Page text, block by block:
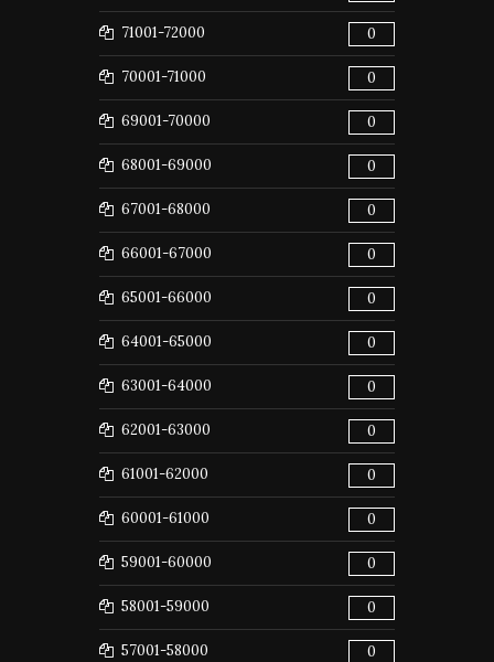
71001-72000 0
70001-71000 0
69001-70000 0
68001-69000 0
67001-68000 0
66001-67000 0
65001-66000 0
64001-65000 0
63001-64000 0
62001-63000 0
61001-62000 0
60001-61000 0
59001-60000 0
58001-59000 0
57001-58000 0